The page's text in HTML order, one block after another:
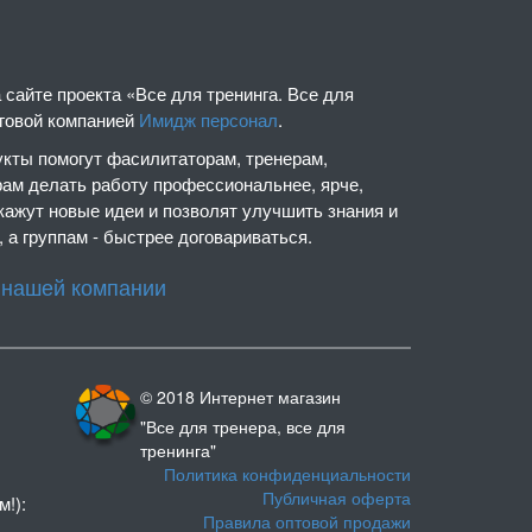
проекта «Все для тренинга. Все для
компанией Имидж персонал.
помогут фасилитаторам, тренерам,
делать работу профессиональнее, ярче,
новые идеи и позволят улучшить знания и
группам - быстрее договариваться.
компании
© 2018 Интернет магазин
"Все для тренера, все для
тренинга"
Политика конфиденциальности
Публичная оферта
Правила оптовой продажи